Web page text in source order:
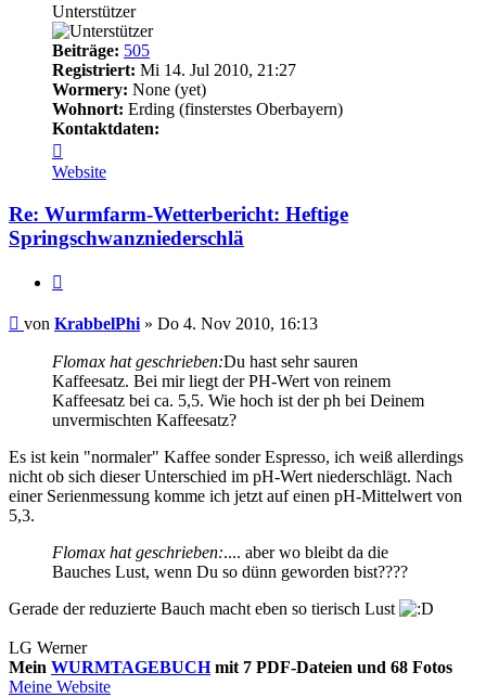
Unterstützer
Beiträge: 505
Registriert: Mi 14. Jul 2010, 21:27
Wormery: None (yet)
Wohnort: Erding (finsterstes Oberbayern)
Kontaktdaten:
von
KrabbelPhi
Website
Re: Wurmfarm-Wetterbericht: Heftige
Springschwanzniederschlä
Beitrag
von KrabbelPhi » Do 4. Nov 2010, 16:13
Flomax hat geschrieben:Du hast sehr sauren
Kaffeesatz. Bei mir liegt der PH-Wert von reinem
Kaffeesatz bei ca. 5,5. Wie hoch ist der ph bei Deinem
unvermischten Kaffeesatz?
Es ist kein "normaler" Kaffee sonder Espresso, ich weiß allerdings
nicht ob sich dieser Unterschied im pH-Wert niederschlägt. Nach
einer Serienmessung komme ich jetzt auf einen pH-Mittelwert von
5,3.
Flomax hat geschrieben:.... aber wo bleibt da die
Bauches Lust, wenn Du so dünn geworden bist????
Gerade der reduzierte Bauch macht eben so tierisch Lust
LG Werner
Mein WURMTAGEBUCHmit 7 PDF-Dateien und 68 Fotos
Meine Website